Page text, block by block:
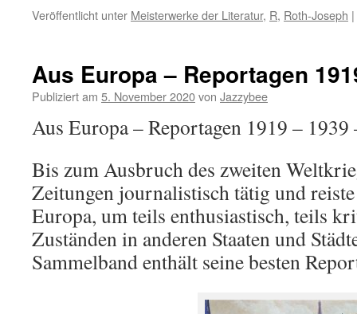
Veröffentlicht unter Meisterwerke der Literatur, R, Roth-Joseph |
Aus Europa – Reportagen
Publiziert am 5. November 2020von Jazzybee
Aus Europa – Reportagen 1919 – 1939
Bis zum Ausbruch des zweiten
Zeitungen journalistisch tätig und
Europa, um teils enthusiastisch, teils
Zuständen in anderen Staaten und
Sammelband enthält seine besten